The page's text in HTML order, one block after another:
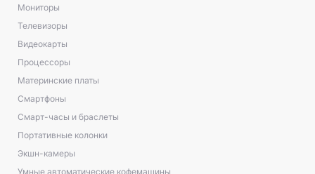
Мониторы
Телевизоры
Видеокарты
Процессоры
Материнские платы
Смартфоны
Смарт-часы и браслеты
Портативные колонки
Экшн-камеры
Умные автоматические кофемашины